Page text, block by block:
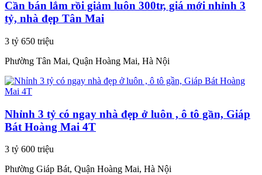
Cần bán lắm rồi giảm luôn 300tr, giá mới nhỉnh 3
tỷ, nhà đẹp Tân Mai
3 tỷ 650 triệu
Phường Tân Mai, Quận Hoàng Mai, Hà Nội
Nhỉnh 3 tỷ có ngay nhà đẹp ở luôn , ô tô gần, Giáp
Bát Hoàng Mai 4T
3 tỷ 600 triệu
Phường Giáp Bát, Quận Hoàng Mai, Hà Nội